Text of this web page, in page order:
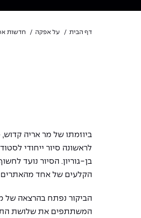
דף הבית על אפקה חדשות
ביוזמתו של מר אריה
לראשונה סיור ייחודי
בן-גוריון. הסיור נועד
הקלעים של אחד מהאתרים
הביקור נפתח בהרצאה של
המשתתפים את שלושת